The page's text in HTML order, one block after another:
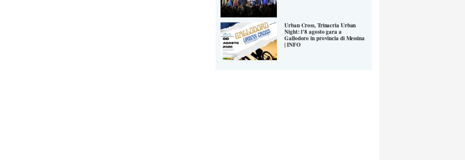
Urban Cross, Trinacria Urban
Night: l’8 agosto gara a
Gallodoro in provincia di Messina
| INFO